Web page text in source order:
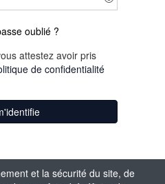
et la sécurité du site, de
oublié ?
attestez avoir pris
de confidentialité